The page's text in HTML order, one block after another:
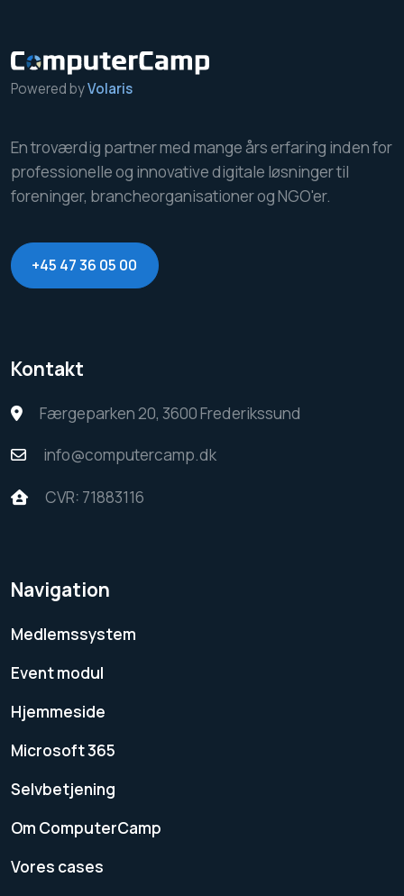
Powered byVolaris
En troværdig partner med mange års erfaring inden for
professionelle og innovative digitale løsninger til
foreninger, brancheorganisationer og NGO'er.
+45 47 36 05 00
Kontakt
Færgeparken 20, 3600 Frederikssund
info@computercamp.dk
CVR: 71883116
Navigation
Medlemssystem
Event modul
Hjemmeside
Microsoft 365
Selvbetjening
Om ComputerCamp
Vores cases